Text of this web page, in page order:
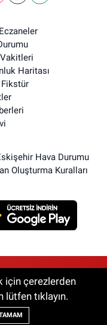
Haritası
Fikstür
Hava Durumu
Oluşturma Kuralları
Her hakkı saklıdır.
için çerezlerden
lütfen tıklayın.